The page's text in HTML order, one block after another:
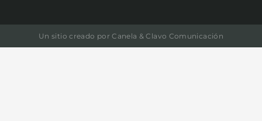
Un sitio creado porCanela & Clavo Comunicación